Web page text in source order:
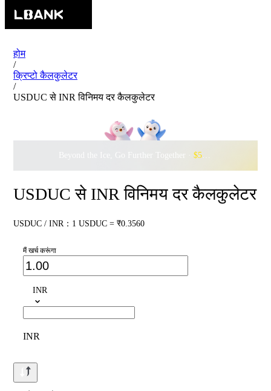
होम
/
क्रिप्टो कैलकुलेटर
/
USDUC से INR विनिमय दर कैलकुलेटर
Beyond the Ice, Go Further Together · $500,000
USDUC से INR विनिमय दर कैलकुलेटर
USDUC / INR：1 USDUC = ₹0.3560
मैं खर्च करूंगा
INR
INR